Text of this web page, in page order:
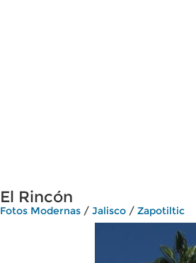
El Rincón
Fotos Modernas / Jalisco / Zapotiltic